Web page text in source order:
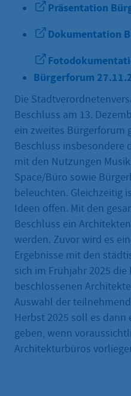
Präsentation
Dokumentation
Bürgerforum
Die
Beschluss am 13.
ein zweites Bürgerforum
Beschluss insbesondere
mit den Nutzungen
Space/Büro sowie
beleuchten. Gleichzeitig
Ideen offen. Mit den
Beschluss ein
werden. Zuvor wird es
Ergebnisse mit den
sich im Frühjahr 2025
beschlossenen
Auswahl der
Herbst 2025 soll es
geben, wenn
Architekturbüros